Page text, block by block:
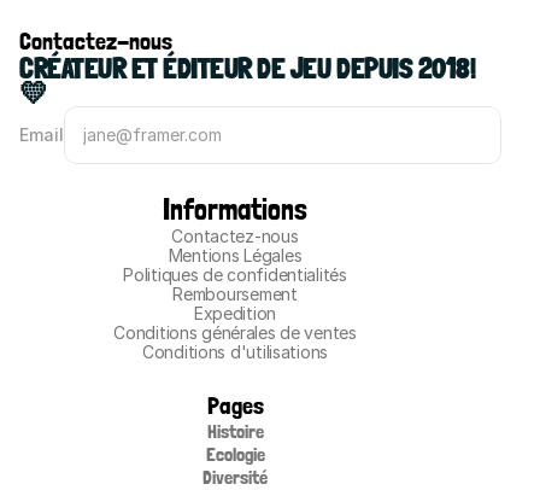
Contactez-nous
CRÉATEUR ET ÉDITEUR DE JEU DEPUIS 2018!
💛
Email
Informations
Contactez-nous
Mentions Légales
Politiques de confidentialités
Remboursement
Expedition
Conditions générales de ventes
Conditions d'utilisations
Pages
Ecologie
Histoire
Diversité